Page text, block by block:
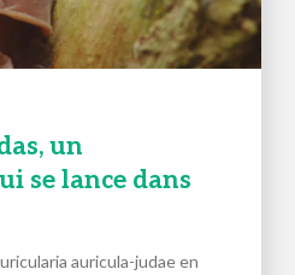
un
se lance dans
auricula-judae en